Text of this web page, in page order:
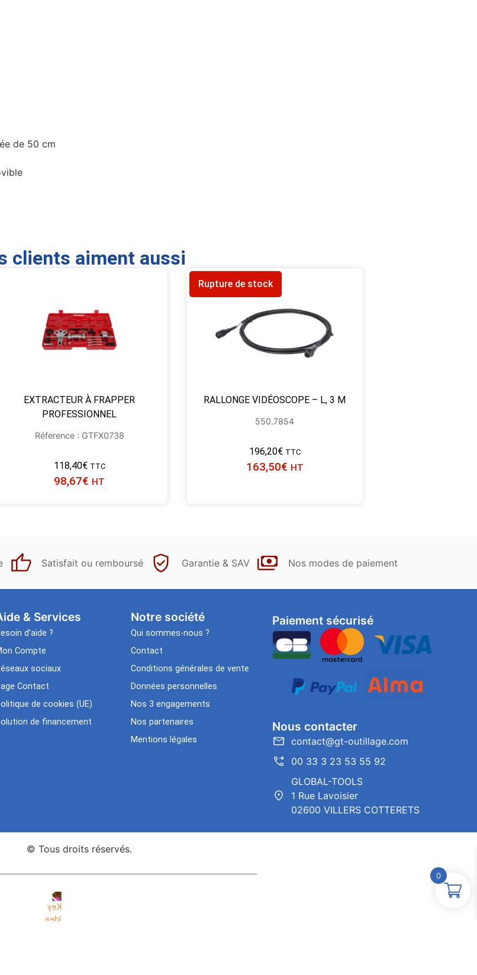
de 50 cm
clients aiment aussi
EXTRACTEUR À FRAPPER
PROFESSIONNEL
Réference : GTFX0738
118,40€ TTC
98,67€ HT
Rupture de stock
RALLONGE VIDÉOSCOPE – L, 3 M
550.7854
196,20€ TTC
163,50€ HT
Satisfait ou remboursé Garantie & SAV Nos modes de paiement
& Services​
d’aide ?
Compte
sociaux
Contact
de cookies (UE)
de financement
Notre société
Qui sommes-nous ?
Contact
Conditions générales de vente
Données personnelles
Nos 3 engagements
Nos partenaires
Mentions légales
Paiement sécurisé
Nous contacter
contact@gt-outillage.com
00 33 3 23 53 55 92
GLOBAL-TOOLS
1 Rue Lavoisier
02600 VILLERS COTTERETS
© Tous droits réservés.
0